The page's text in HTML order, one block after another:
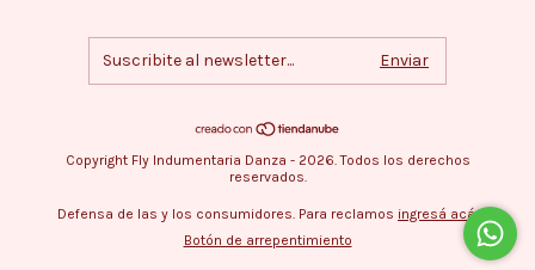
Copyright Fly Indumentaria Danza - 2026. Todos los derechos
reservados.
Defensa de las y los consumidores. Para reclamos ingresá acá.
Botón de arrepentimiento